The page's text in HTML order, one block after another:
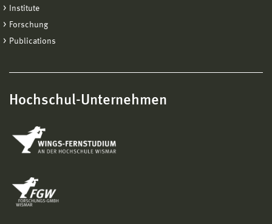
Institute
Forschung
Publications
Hochschul-Unternehmen